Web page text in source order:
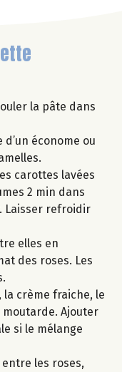
la pâte dans
économe ou
carottes lavées
2 min dans
Laisser refroidir
elles en
des roses. Les
crème fraiche, le
moutarde. Ajouter
si le mélange
les roses,